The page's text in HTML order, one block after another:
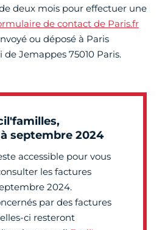
deux mois pour effectuer une
de contact de Paris.fr
ou déposé à Paris
de Jemappes 75010 Paris.
septembre 2024
accessible pour vous
les factures
2024.
par des factures
ci resteront